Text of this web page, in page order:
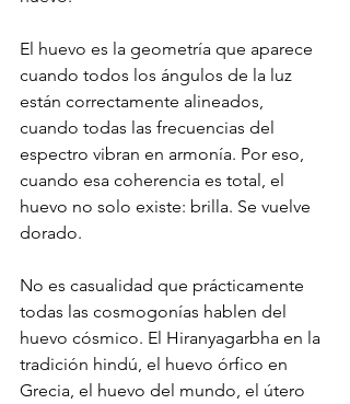
El huevo es la geometría que aparece
cuando todos los ángulos de la luz
están correctamente alineados,
cuando todas las frecuencias del
espectro vibran en armonía. Por eso,
cuando esa coherencia es total, el
huevo no solo existe: brilla. Se vuelve
dorado.
No es casualidad que prácticamente
todas las cosmogonías hablen del
huevo cósmico. El Hiranyagarbha en la
tradición hindú, el huevo órfico en
Grecia, el huevo del mundo, el útero